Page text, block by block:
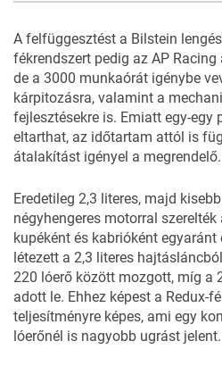
A felfüggesztést a Bilstein
fékrendszert pedig az AP
de a 3000 munkaórát igénybe
kárpitozásra, valamint a
fejlesztésekre is. Emiatt egy-egy
eltarthat, az időtartam attól is
átalakítást igényel a megrendelő.
Eredetileg 2,3 literes, majd
négyhengeres motorral szerelték
kupéként és kabrióként
létezett a 2,3 literes
220 lóerő között mozgott, míg a
adott le. Ehhez képest a Redux-
teljesítményre képes, ami egy
lóerőnél is nagyobb ugrást jelent.